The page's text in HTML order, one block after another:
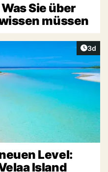
Sie über
müssen
3d
Level:
Island